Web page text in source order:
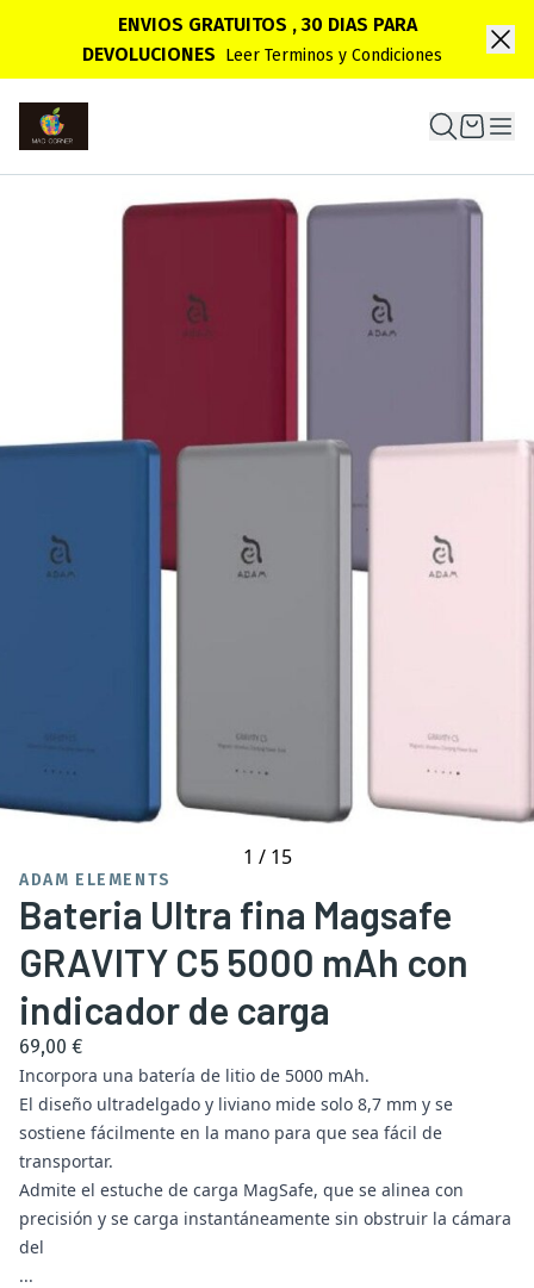
ENVIOS GRATUITOS , 30 DIAS PARA
DEVOLUCIONES Leer Terminos y Condiciones
1 / 15
ADAM ELEMENTS
Bateria Ultra fina Magsafe
GRAVITY C5 5000 mAh con
indicador de carga
69,00 €
Incorpora una batería de litio de 5000 mAh.
El diseño ultradelgado y liviano mide solo 8,7 mm y se
sostiene fácilmente en la mano para que sea fácil de
transportar.
Admite el estuche de carga MagSafe, que se alinea con
precisión y se carga instantáneamente sin obstruir la cámara
del
...